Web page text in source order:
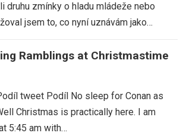
druhu zmínky o hladu mládeže nebo
jsem to, co nyní uznávám jako
Ramblings at Christmastime
tweet Podíl No sleep for Conan as
Christmas is practically here. I am
5:45 am with…